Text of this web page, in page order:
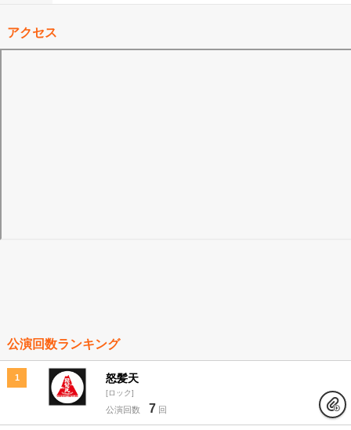
アクセス
公演回数ランキング
1 怒髪天
ロック
公演回数 7 回